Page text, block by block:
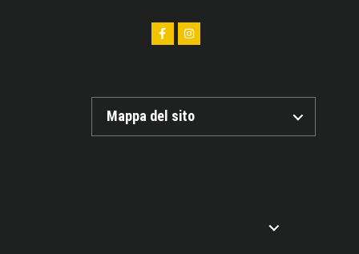
Mappa del sito